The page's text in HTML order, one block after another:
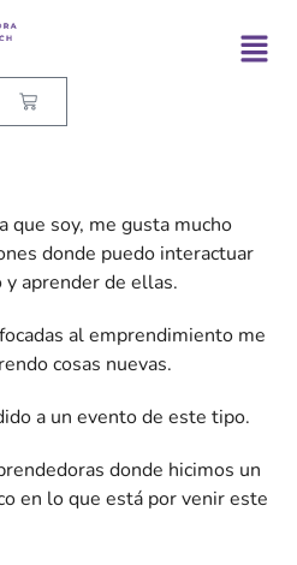
que soy, me gusta mucho
donde puedo interactuar
aprender de ellas.
al emprendimiento me
cosas nuevas.
a un evento de este tipo.
donde hicimos un
en lo que está por venir este